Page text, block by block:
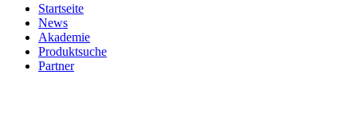
Startseite
News
Akademie
Produktsuche
Partner